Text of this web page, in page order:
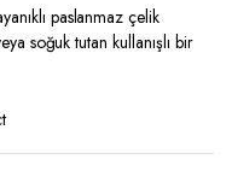
paslanmaz çelik
soğuk tutan kullanışlı bir